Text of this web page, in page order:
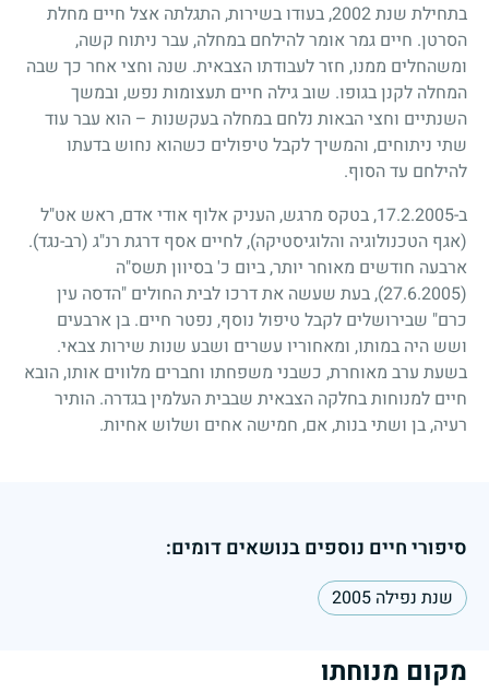
בתחילת שנת 2002, בעודו בשירות, התגלתה אצל חיים מחלת
הסרטן. חיים גמר אומר להילחם במחלה, עבר ניתוח קשה,
ומשהחלים ממנו, חזר לעבודתו הצבאית. שנה וחצי אחר כך שבה
המחלה לקנן בגופו. שוב גילה חיים תעצומות נפש, ובמשך
השנתיים וחצי הבאות נלחם במחלה בעקשנות – הוא עבר עוד
שתי ניתוחים, והמשיך לקבל טיפולים כשהוא נחוש בדעתו
להילחם עד הסוף.
ב-17.2.2005, בטקס מרגש, העניק אלוף אודי אדם, ראש אט"ל
(אגף הטכנולוגיה והלוגיסטיקה), לחיים אסף דרגת רנ"ג (רב-נגד).
ארבעה חודשים מאוחר יותר, ביום כ' בסיוון תשס"ה
(27.6.2005)
, בעת שעשה את דרכו לבית החולים "הדסה עין
כרם" שבירושלים לקבל טיפול נוסף, נפטר חיים. בן ארבעים
ושש היה במותו, ומאחוריו עשרים ושבע שנות שירות צבאי.
בשעת ערב מאוחרת, כשבני משפחתו וחברים מלווים אותו, הובא
חיים למנוחות בחלקה הצבאית שבבית העלמין בגדרה. הותיר
רעיה, בן ושתי בנות, אם, חמישה אחים ושלוש אחיות.
סיפורי חיים נוספים בנושאים דומים:
שנת נפילה 2005
מקום מנוחתו